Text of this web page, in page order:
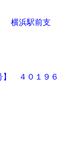
横浜駅前支
】 ４０１９６